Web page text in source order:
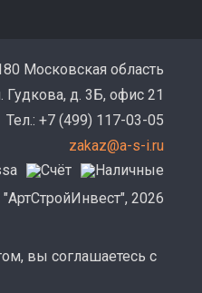
Московская область
Гудкова, д. 3Б, офис 21
Тел.: +7 (499) 117-03-05
zakaz@a-s-i.ru
2026
вы соглашаетесь с